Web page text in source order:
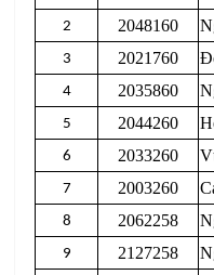
2 2048160
3 2021760
4 2035860
5 2044260
6 2033260
7 2003260
8 2062258
9 2127258